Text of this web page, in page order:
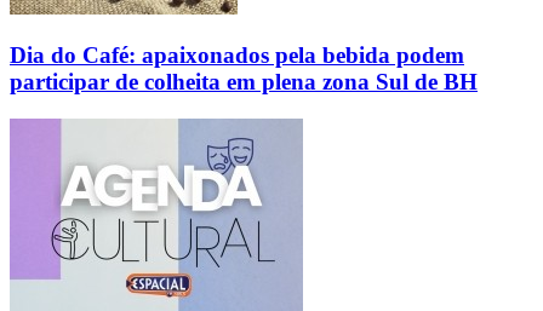
Dia do Café: apaixonados pela bebida podem
participar de colheita em plena zona Sul de BH